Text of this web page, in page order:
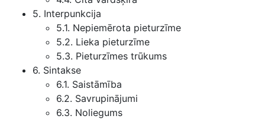
5. Interpunkcija
5.1. Nepiemērota pieturzīme
5.2. Lieka pieturzīme
5.3. Pieturzīmes trūkums
6. Sintakse
6.1. Saistāmība
6.2. Savrupinājumi
6.3. Noliegums